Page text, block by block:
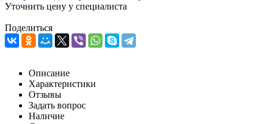
Уточнить цену у специалиста
Поделиться
Описание
Характеристики
Отзывы
Задать вопрос
Наличие